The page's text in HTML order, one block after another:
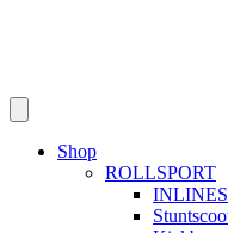
Shop
ROLLSPORT